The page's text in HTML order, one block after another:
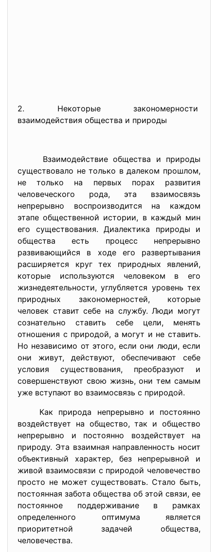
2. Некоторые закономерности
взаимодействия общества и природы
Взаимодействие общества и природы
существовало не только в далеком прошлом,
не только на первых порах развития
человеческого рода, эта взаимосвязь
непрерывно воспроизводится на каждом
этапе общественной истории, в каждый мин
его существования. Диалектика природы и
общества есть процесс непрерывно
развивающийся в ходе его развертывания
расширяется круг тех природных явлений,
которые используются человеком в его
жизнедеятельности, углубляется уровень тех
природных закономерностей, которые
человек ставит себе на службу. Люди могут
сознательно ставить себе цели, менять
отношения с природой, а могут и не ставить.
Но независимо от этого, если они люди, если
они живут, действуют, обеспечивают себе
условия существования, преобразуют и
совершенствуют свою жизнь, они тем самым
уже вступают во взаимосвязь с природой.
Как природа непрерывно и постоянно
воздействует на общество, так и общество
непрерывно и постоянно воздействует на
природу. Эта взаимная направленность носит
объективный характер, без непрерывной и
живой взаимосвязи с природой человечество
просто не может существовать. Стало быть,
постоянная забота общества об этой связи, ее
постоянное поддерживание в рамках
определенного оптимума является
приоритетной задачей общества,
человечества.